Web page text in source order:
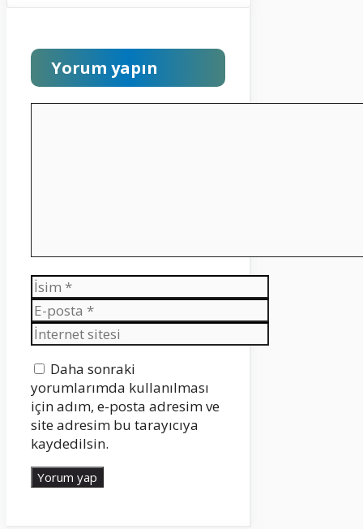
Yorum yapın
İsim
E-
posta
İnternet
sitesi
Daha sonraki
yorumlarımda kullanılması
için adım, e-posta adresim ve
site adresim bu tarayıcıya
kaydedilsin.